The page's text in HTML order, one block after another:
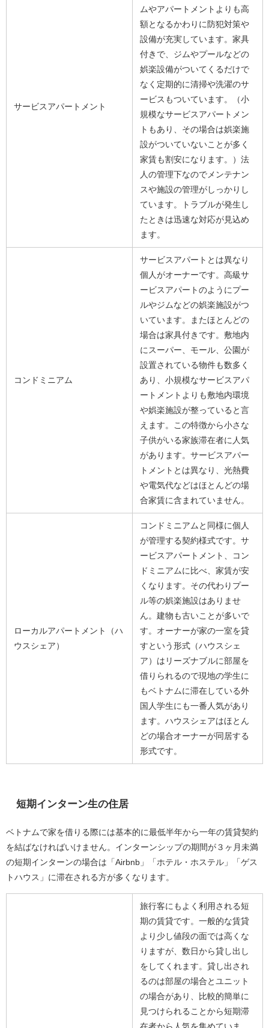
サービスアパートメント
ムやアパートメントよりも高
額となるかわりに防犯対策や
設備が充実しています。家具
付きで、ジムやプールなどの
娯楽設備がついてくるだけで
なく定期的に清掃や洗濯のサ
ービスもついています。（小
規模なサービスアパートメン
トもあり、その場合は娯楽施
設がついていないことが多く
家賃も割安になります。）法
人の管理下なのでメンテナン
スや施設の管理がしっかりし
ています。トラブルが発生し
たときは迅速な対応が見込め
ます。
コンドミニアム
サービスアパートとは異なり
個人がオーナーです。高級サ
ービスアパートのようにプー
ルやジムなどの娯楽施設がつ
いています。またほとんどの
場合は家具付きです。敷地内
にスーパー、モール、公園が
設置されている物件も数多く
あり、小規模なサービスアパ
ートメントよりも敷地内環境
や娯楽施設が整っていると言
えます。この特徴から小さな
子供がいる家族滞在者に人気
があります。サービスアパー
トメントとは異なり、光熱費
や電気代などはほとんどの場
合家賃に含まれていません。
ローカルアパートメント（ハ
ウスシェア）
コンドミニアムと同様に個人
が管理する契約様式です。サ
ービスアパートメント、コン
ドミニアムに比べ、家賃が安
くなります。その代わりプー
ル等の娯楽施設はありませ
ん。建物も古いことが多いで
す。オーナーが家の一室を貸
すという形式（ハウスシェ
ア）はリーズナブルに部屋を
借りられるので現地の学生に
もベトナムに滞在している外
国人学生にも一番人気があり
ます。ハウスシェアはほとん
どの場合オーナーが同居する
形式です。
短期インターン生の住居
ベトナムで家を借りる際には基本的に最低半年から一年の賃貸契約
を結ばなければいけません。インターンシップの期間が３ヶ月未満
の短期インターンの場合は「Airbnb」「ホテル・ホステル」「ゲス
トハウス」に滞在される方が多くなります。
旅行客にもよく利用される短
期の賃貸です。一般的な賃貸
より少し値段の面では高くな
りますが、数日から貸し出し
をしてくれます。貸し出され
るのは部屋の場合とユニット
の場合があり、比較的簡単に
見つけられることから短期滞
在者から人気を集めていま